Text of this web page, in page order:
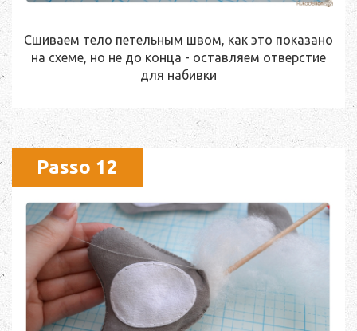
Сшиваем тело петельным швом, как это показано
на схеме, но не до конца - оставляем отверстие
для набивки
Passo 12